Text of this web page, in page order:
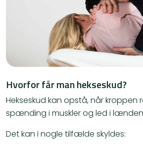
Hvorfor får man hekseskud?
Hekseskud kan opstå, når kroppen
spænding i muskler og led i
Det kan i nogle tilfælde skyldes: